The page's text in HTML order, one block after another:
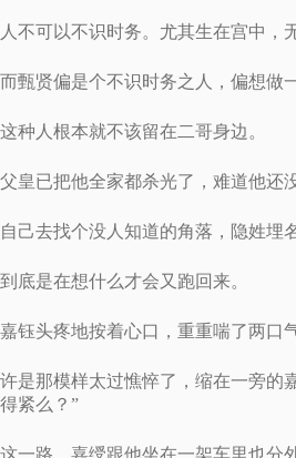
人不可以不识时务。尤其生在宫中，
而甄贤偏是个不识时务之人，偏想做
这种人根本就不该留在二哥身边。
父皇已把他全家都杀光了，难道他还
自己去找个没人知道的角落，隐姓埋
到底是在想什么才会又跑回来。
嘉钰头疼地按着心口，重重喘了两口气
许是那模样太过憔悴了，缩在一旁的
得紧么？”
这一路，嘉绶跟他坐在一架车里也分